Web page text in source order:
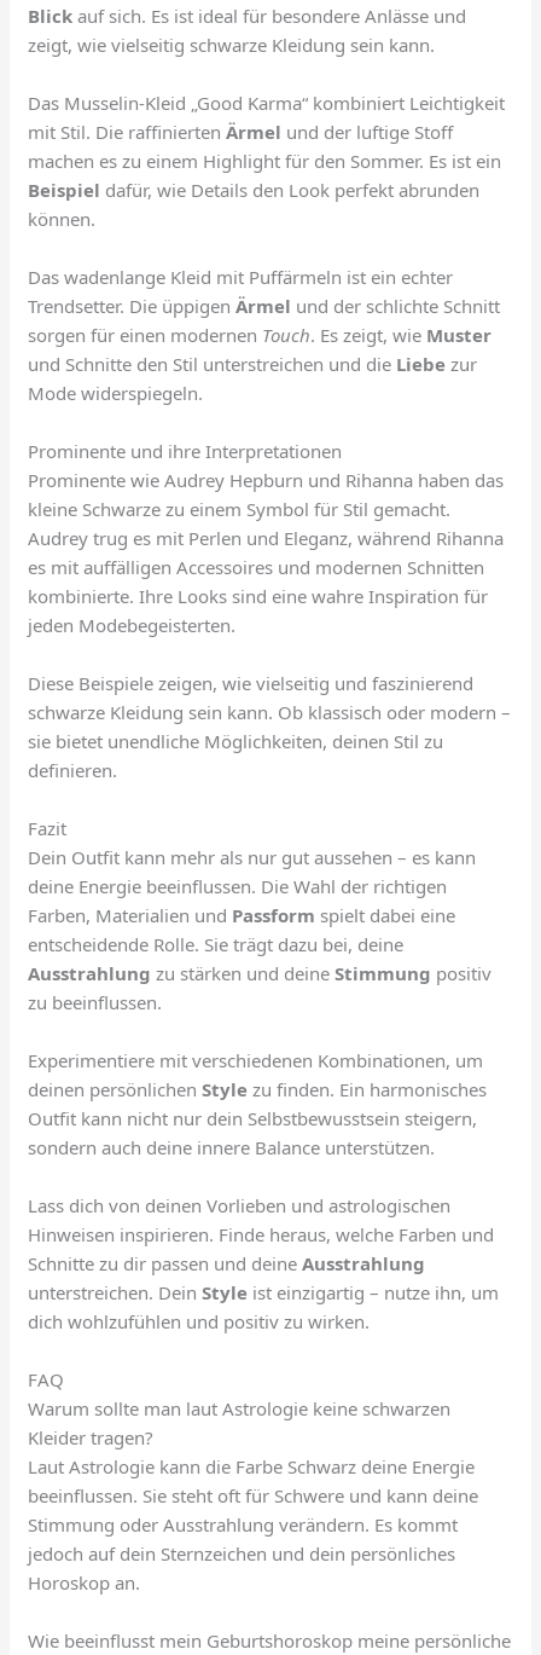
Blick auf sich. Es ist ideal für besondere Anlässe und
zeigt, wie vielseitig schwarze Kleidung sein kann.
Das Musselin-Kleid „Good Karma“ kombiniert Leichtigkeit
mit Stil. Die raffiniertenÄrmel und der luftige Stoff
machen es zu einem Highlight für den Sommer. Es ist ein
Beispiel dafür, wie Details den Look perfekt abrunden
können.
Das wadenlange Kleid mit Puffärmeln ist ein echter
Trendsetter. Die üppigenÄrmel und der schlichte Schnitt
sorgen für einen modernen Touch. Es zeigt, wie Muster
und Schnitte den Stil unterstreichen und die Liebe zur
Mode widerspiegeln.
Prominente und ihre Interpretationen
Prominente wie Audrey Hepburn und Rihanna haben das
kleine Schwarze zu einem Symbol für Stil gemacht.
Audrey trug es mit Perlen und Eleganz, während Rihanna
es mit auffälligen Accessoires und modernen Schnitten
kombinierte. Ihre Looks sind eine wahre Inspiration für
jeden Modebegeisterten.
Diese Beispiele zeigen, wie vielseitig und faszinierend
schwarze Kleidung sein kann. Ob klassisch oder modern –
sie bietet unendliche Möglichkeiten, deinen Stil zu
definieren.
Fazit
Dein Outfit kann mehr als nur gut aussehen – es kann
deine Energie beeinflussen. Die Wahl der richtigen
Farben, Materialien und Passform spielt dabei eine
entscheidende Rolle. Sie trägt dazu bei, deine
Ausstrahlung zu stärken und deineStimmung positiv
zu beeinflussen.
Experimentiere mit verschiedenen Kombinationen, um
deinen persönlichenStyle zu finden. Ein harmonisches
Outfit kann nicht nur dein Selbstbewusstsein steigern,
sondern auch deine innere Balance unterstützen.
Lass dich von deinen Vorlieben und astrologischen
Hinweisen inspirieren. Finde heraus, welche Farben und
Schnitte zu dir passen und deineAusstrahlung
unterstreichen. DeinStyle ist einzigartig – nutze ihn, um
dich wohlzufühlen und positiv zu wirken.
FAQ
Warum sollte man laut Astrologie keine schwarzen
Kleider tragen?
Laut Astrologie kann die Farbe Schwarz deine Energie
beeinflussen. Sie steht oft für Schwere und kann deine
Stimmung oder Ausstrahlung verändern. Es kommt
jedoch auf dein Sternzeichen und dein persönliches
Horoskop an.
Wie beeinflusst mein Geburtshoroskop meine persönliche